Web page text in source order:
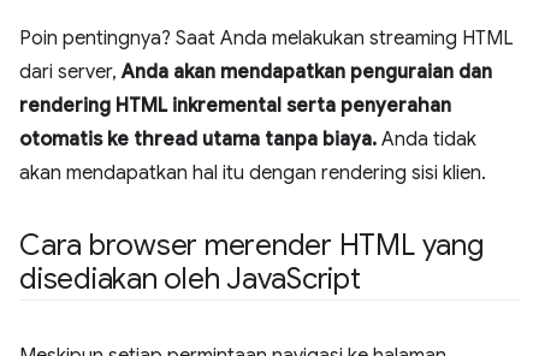
Poin pentingnya? Saat Anda melakukan streaming HTML
dari server,Anda akan mendapatkan penguraian dan
rendering HTML inkremental serta penyerahan
otomatis ke thread utama tanpa biaya. Anda tidak
akan mendapatkan hal itu dengan rendering sisi klien.
Cara browser merender HTML yang
disediakan oleh JavaScript